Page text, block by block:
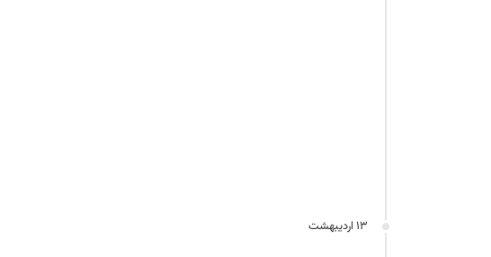
۱۳ اردیبهشت